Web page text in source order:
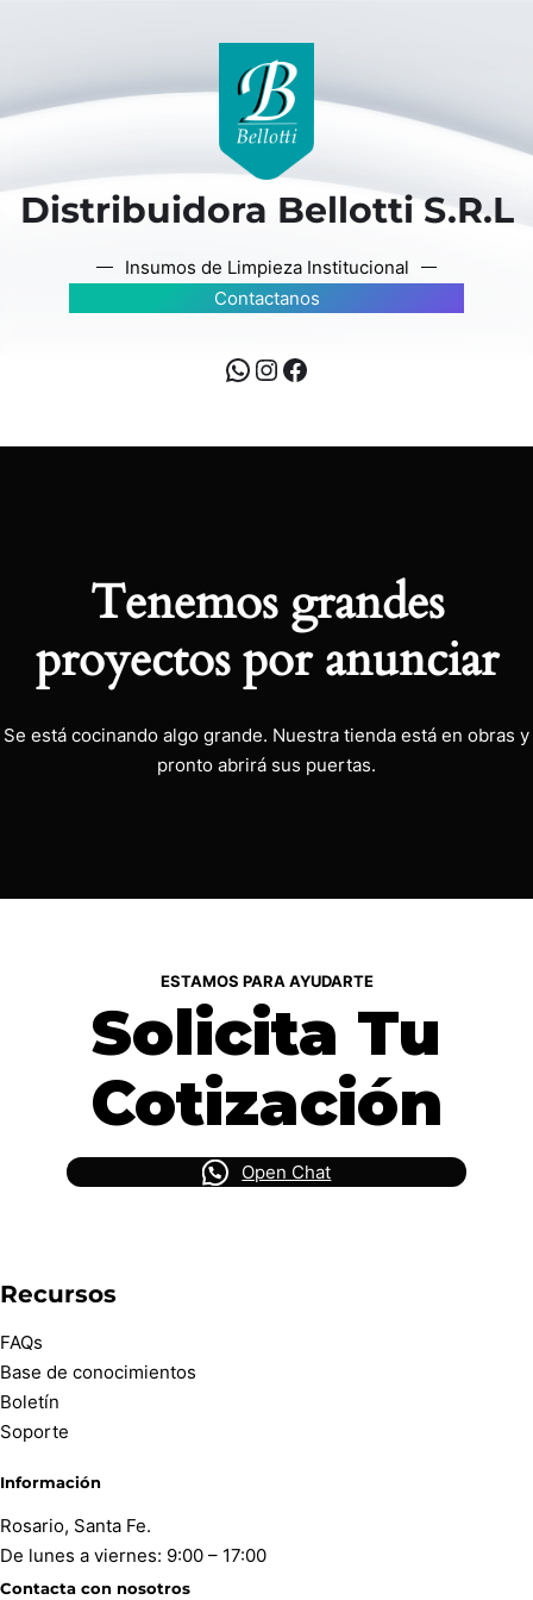
Distribuidora Bellotti S.R.L
Insumos de Limpieza Institucional
Contactanos
Tenemos grandes
proyectos por anunciar
Se está cocinando algo grande. Nuestra tienda está en obras y
pronto abrirá sus puertas.
ESTAMOS PARA AYUDARTE
Solicita Tu
Cotización
Open Chat
Recursos
FAQs
Base de conocimientos
Boletín
Soporte
Información
Rosario, Santa Fe.
De lunes a viernes: 9:00 – 17:00
Contacta con nosotros